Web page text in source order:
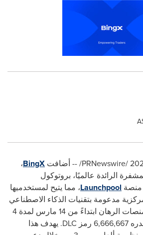
أضافت BingX،
الرائدة عالميًا، بروتوكول
Launchpool، مما يتيح لمستخدميها
مدعومة بتقنيات الذكاء الاصطناعي
والبلوك تشين. ستُفتح منصات الرهان ابتداءً من 14 مارس لمدة 4
أيام بتخصيص إجمالي قدره 6,666,667 رمز DLC. يهدف هذا